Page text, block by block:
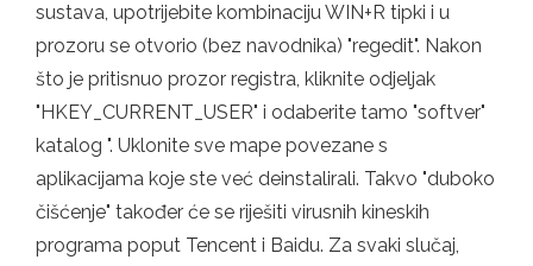
sustava, upotrijebite kombinaciju WIN+R tipki i u
prozoru se otvorio (bez navodnika) "regedit". Nakon
što je pritisnuo prozor registra, kliknite odjeljak
"HKEY_CURRENT_USER" i odaberite tamo "softver"
katalog ". Uklonite sve mape povezane s
aplikacijama koje ste već deinstalirali. Takvo "duboko
čišćenje" također će se riješiti virusnih kineskih
programa poput Tencent i Baidu. Za svaki slučaj,